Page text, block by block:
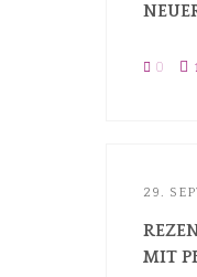
0
29.
MIT